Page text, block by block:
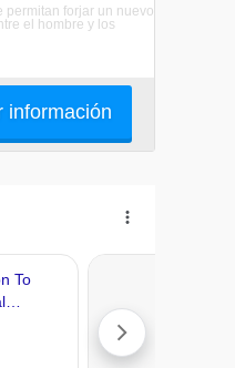
permitan forjar un nuevo
el hombre y los
información